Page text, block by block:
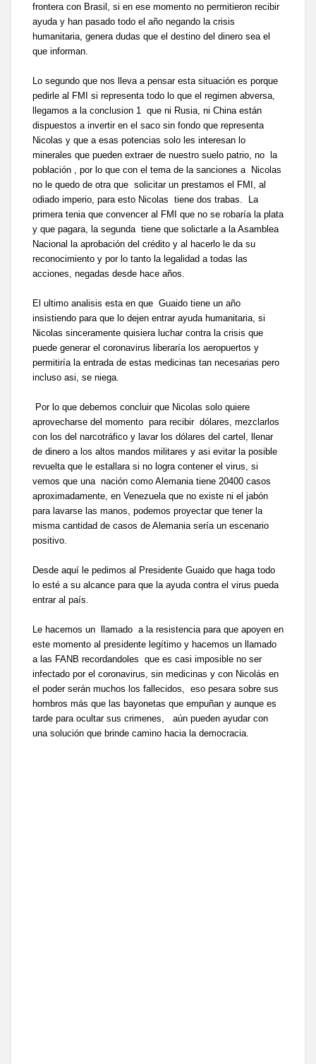
frontera con Brasil, si en ese momento no permitieron recibir
ayuda y han pasado todo el año negando la crisis
humanitaria, genera dudas que el destino del dinero sea el
que informan.
Lo segundo que nos lleva a pensar esta situación es porque
pedirle al FMI si representa todo lo que el regimen abversa,
llegamos a la conclusion 1 que ni Rusia, ni China están
dispuestos a invertir en el saco sin fondo que representa
Nicolas y que a esas potencias solo les interesan lo
minerales que pueden extraer de nuestro suelo patrio, no la
población , por lo que con el tema de la sanciones a Nicolas
no le quedo de otra que solicitar un prestamos el FMI, al
odiado imperio, para esto Nicolas tiene dos trabas. La
primera tenia que convencer al FMI que no se robaría la plata
y que pagara, la segunda tiene que solictarle a la Asamblea
Nacional la aprobación del crédito y al hacerlo le da su
reconocimiento y por lo tanto la legalidad a todas las
acciones, negadas desde hace años.
El ultimo analisis esta en que Guaido tiene un año
insistiendo para que lo dejen entrar ayuda humanitaria, si
Nicolas sinceramente quisiera luchar contra la crisis que
puede generar el coronavirus liberaría los aeropuertos y
permitiría la entrada de estas medicinas tan necesarias pero
incluso asi, se niega.
Por lo que debemos concluir que Nicolas solo quiere
aprovecharse del momento para recibir dólares, mezclarlos
con los del narcotráfico y lavar los dólares del cartel, llenar
de dinero a los altos mandos militares y asi evitar la posible
revuelta que le estallara si no logra contener el virus, si
vemos que una nación como Alemania tiene 20400 casos
aproximadamente, en Venezuela que no existe ni el jabón
para lavarse las manos, podemos proyectar que tener la
misma cantidad de casos de Alemania sería un escenario
positivo.
Desde aquí le pedimos al Presidente Guaido que haga todo
lo esté a su alcance para que la ayuda contra el virus pueda
entrar al país.
Le hacemos un llamado a la resistencia para que apoyen en
este momento al presidente legítimo y hacemos un llamado
a las FANB recordandoles que es casi imposible no ser
infectado por el coronavirus, sin medicinas y con Nicolás en
el poder serán muchos los fallecidos, eso pesara sobre sus
hombros más que las bayonetas que empuñan y aunque es
tarde para ocultar sus crimenes, aún pueden ayudar con
una solución que brinde camino hacia la democracia.